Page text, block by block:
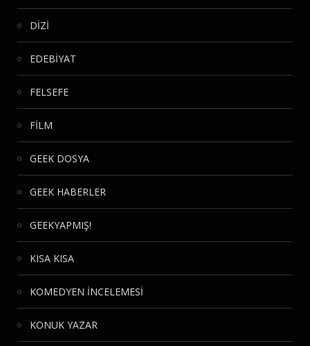
DİZİ
EDEBİYAT
FELSEFE
FİLM
GEEK DOSYA
GEEK HABERLER
GEEKYAPMIŞ!
KISA KISA
KOMEDYEN İNCELEMESİ
KONUK YAZAR